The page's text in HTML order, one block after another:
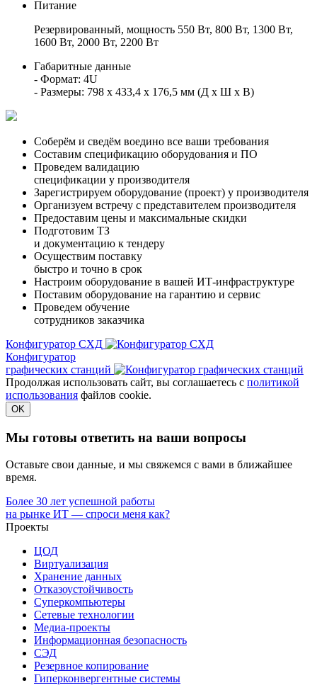
Питание
Резервированный, мощность 550 Вт, 800 Вт, 1300 Вт,
1600 Вт, 2000 Вт, 2200 Вт
Габаритные данные
- Формат: 4U
- Размеры: 798 x 433,4 x 176,5 мм (Д x Ш x В)
Соберём и сведём воедино все ваши требования
Составим спецификацию оборудования и ПО
Проведем валидацию
спецификации у производителя
Зарегистрируем оборудование (проект) у производителя
Организуем встречу с представителем производителя
Предоставим цены и максимальные скидки
Подготовим ТЗ
и документацию к тендеру
Осуществим поставку
быстро и точно в срок
Настроим оборудование в вашей ИТ-инфраструктуре
Поставим оборудование на гарантию и сервис
Проведем обучение
сотрудников заказчика
Конфигуратор СХД
Конфигуратор
графических станций
Продолжая использовать сайт, вы соглашаетесь с политикой
использования файлов cookie.
OK
Мы готовы ответить на ваши вопросы
Оставьте свои данные, и мы свяжемся с вами в ближайшее
время.
Более 30 лет успешной работы
на рынке ИТ — спроси меня как?
Проекты
ЦОД
Виртуализация
Хранение данных
Отказоустойчивость
Суперкомпьютеры
Сетевые технологии
Медиа-проекты
Информационная безопасность
СЭД
Резервное копирование
Гиперконвергентные системы